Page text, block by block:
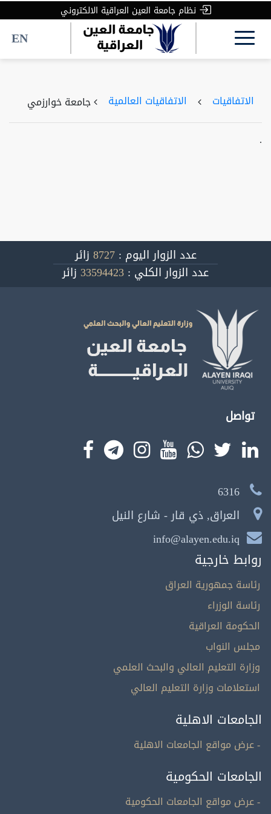
نظام جامعة العين العراقية الالكتروني
EN
الاتفاقيات الاتفاقيات العالمية
جامعة خوارزمي
.
عدد الزوار اليوم :8727 زائر
عدد الزوار الكلي : 33594423 زائر
تواصل
6316
العراق, ذي قار - شارع النيل
info@alayen.edu.iq
روابط خارجية
رئاسة جمهورية العراق
رئاسة الوزراء
الحكومة العراقية
مجلس النواب
وزارة التعليم العالي والبحث العلمي
استعلامات وزارة التعليم العالي
الجامعات الاهلية
- عرض مواقع الجامعات الاهلية
الجامعات الحكومية
- عرض مواقع الجامعات الحكومية